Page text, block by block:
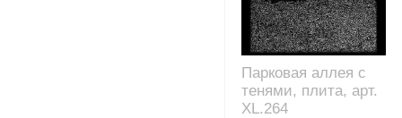
Парковая аллея с
тенями, плита, арт.
XL.264